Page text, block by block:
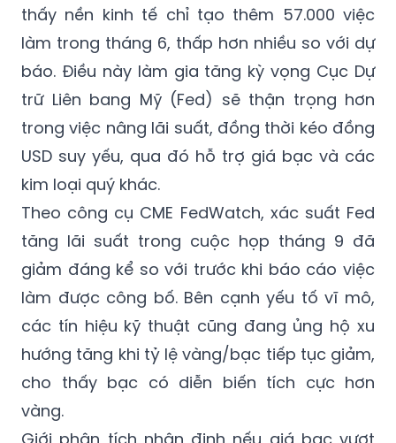
thấy nền kinh tế chỉ tạo thêm 57.000 việc
làm trong tháng 6, thấp hơn nhiều so với dự
báo. Điều này làm gia tăng kỳ vọng Cục Dự
trữ Liên bang Mỹ (Fed) sẽ thận trọng hơn
trong việc nâng lãi suất, đồng thời kéo đồng
USD suy yếu, qua đó hỗ trợ giá bạc và các
kim loại quý khác.
Theo công cụ CME FedWatch, xác suất Fed
tăng lãi suất trong cuộc họp tháng 9 đã
giảm đáng kể so với trước khi báo cáo việc
làm được công bố. Bên cạnh yếu tố vĩ mô,
các tín hiệu kỹ thuật cũng đang ủng hộ xu
hướng tăng khi tỷ lệ vàng/bạc tiếp tục giảm,
cho thấy bạc có diễn biến tích cực hơn
vàng.